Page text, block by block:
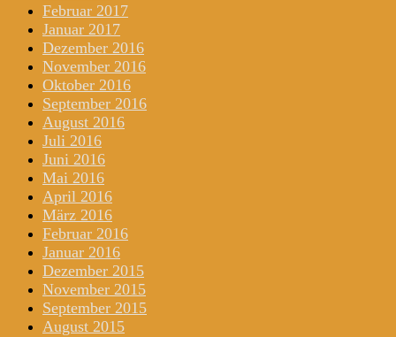
Februar 2017
Januar 2017
Dezember 2016
November 2016
Oktober 2016
September 2016
August 2016
Juli 2016
Juni 2016
Mai 2016
April 2016
März 2016
Februar 2016
Januar 2016
Dezember 2015
November 2015
September 2015
August 2015